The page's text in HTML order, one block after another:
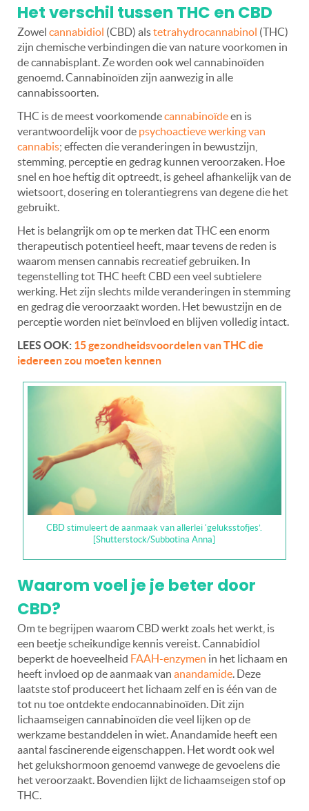
Het verschil tussen THC en CBD
Zowel cannabidiol (CBD) alstetrahydrocannabinol (THC)
zijn chemische verbindingen die van nature voorkomen in
de cannabisplant. Ze worden ook wel cannabinoïden
genoemd. Cannabinoïden zijn aanwezig in alle
cannabissoorten.
THC is de meest voorkomendecannabinoïdeen is
verantwoordelijk voor de psychoactieve werking van
cannabis; effecten die veranderingen in bewustzijn,
stemming, perceptie en gedrag kunnen veroorzaken. Hoe
snel en hoe heftig dit optreedt, is geheel afhankelijk van de
wietsoort, dosering en tolerantiegrens van degene die het
gebruikt.
Het is belangrijk om op te merken dat THC een enorm
therapeutisch potentieel heeft, maar tevens de reden is
waarom mensen cannabis recreatief gebruiken. In
tegenstelling tot THC heeft CBD een veel subtielere
werking. Het zijn slechts milde veranderingen in stemming
en gedrag die veroorzaakt worden. Het bewustzijn en de
perceptie worden niet beïnvloed en blijven volledig intact.
LEES OOK: 15 gezondheidsvoordelen van THC die
iedereen zou moeten kennen
CBD stimuleert de aanmaak van allerlei ‘geluksstofjes’.
[Shutterstock/Subbotina Anna]
Waarom voel je je beter door
CBD?
Om te begrijpen waarom CBD werkt zoals het werkt, is
een beetje scheikundige kennis vereist. Cannabidiol
beperkt de hoeveelheid FAAH-enzymen in het lichaam en
heeft invloed op de aanmaak van anandamide. Deze
laatste stof produceert het lichaam zelf en is één van de
tot nu toe ontdekte endocannabinoïden. Dit zijn
lichaamseigen cannabinoïden die veel lijken op de
werkzame bestanddelen in wiet. Anandamide heeft een
aantal fascinerende eigenschappen. Het wordt ook wel
het gelukshormoon genoemd vanwege de gevoelens die
het veroorzaakt. Bovendien lijkt de lichaamseigen stof op
THC.